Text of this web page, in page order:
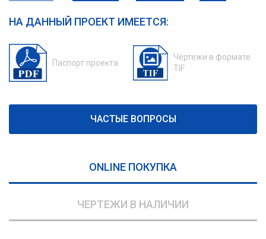
НА ДАННЫЙ ПРОЕКТ ИМЕЕТСЯ:
Паспорт проекта
Чертежи в формате
TIF
ЧАСТЫЕ ВОПРОСЫ
ONLINE ПОКУПКА
ЧЕРТЕЖИ В НАЛИЧИИ